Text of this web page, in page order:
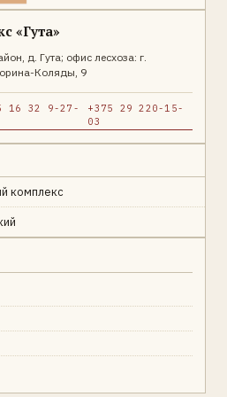
«Гута»
д. Гута; офис лесхоза: г.
Коляды, 9
16 32 9-27-
+375 29 220-15-
03
комплекс